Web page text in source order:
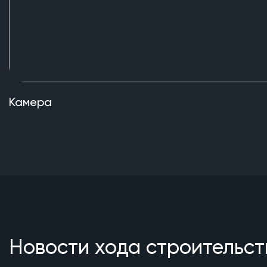
Камера
Новости хода